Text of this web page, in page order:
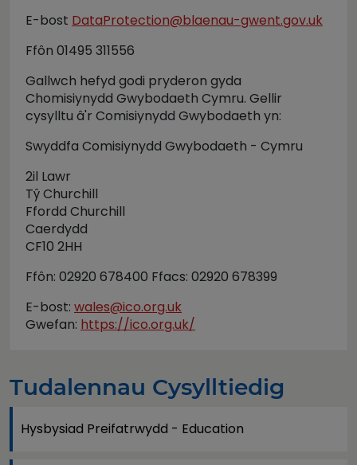
E-bost DataProtection@blaenau-gwent.gov.uk
Ffôn 01495 311556
Gallwch hefyd godi pryderon gyda
Chomisiynydd Gwybodaeth Cymru. Gellir
cysylltu â'r Comisiynydd Gwybodaeth yn:
Swyddfa Comisiynydd Gwybodaeth - Cymru
2il Lawr
Tŷ Churchill
Ffordd Churchill
Caerdydd
CF10 2HH
Ffôn: 02920 678400 Ffacs: 02920 678399
E-bost: wales@ico.org.uk
Gwefan: https://ico.org.uk/
Tudalennau Cysylltiedig
Hysbysiad Preifatrwydd - Education